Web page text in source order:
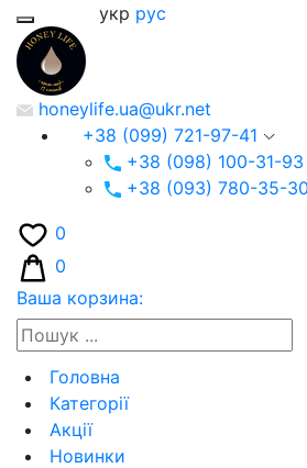
укр рус
honeylife.ua@ukr.net
+38 (099) 721-97-41
+38 (098) 100-31-93
+38 (093) 780-35-30
0
0
Ваша корзина:
Головна
Категорії
Акції
Новинки